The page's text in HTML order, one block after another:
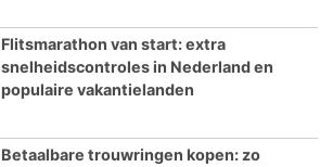
Flitsmarathon van start: extra
snelheidscontroles in Nederland en
populaire vakantielanden
Betaalbare trouwringen kopen: zo